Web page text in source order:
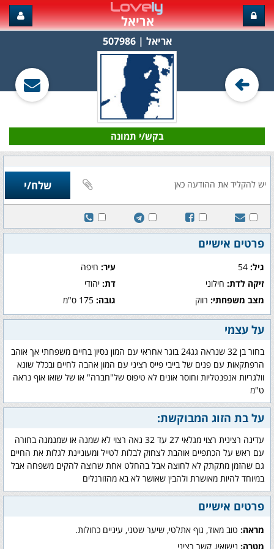
אריאל
אריאל‏ | 507986
בקש/י תמונה
פרטים אישיים
גיל: עיר:חיפה
זיקה לדת: חילוני דת:יהודי
מצב משפחתי: רווק גובה:175 ס"מ
על עצמי
בחור בן 32 שנראה גג24 בוגר אחראי עם המון נסיון בחיים משפחתי אך אוהב
הרפתקאות עם פנים של בייבי פייס רציני עם המון אהבה לחיים ובכלל שונא
וולגריות אנפנטליות וחוסר אונים לא טיפוס של"חברה" או של שואו אוף נראה
ט"מ
על בת הזוג המבוקשת:
עדינה רצינית רצוי מגלאי 27 עד 32 נאה רצוי לא שמנה או שמנמנה בחורה
עם ראש על הכתפיים אוהבת לצחוק לבלות לטייל ומעוניינת לגלות את החיים
גם שהזמן מתקתק לא לחוצה אבל בהחלט אחת שרוצה להקים משפחה אבל
במיוחד להיות מאושרת ולהבין שאושר לא בא מהזורנלים
פרטים אישיים
מראה: טוב מאוד, גוף אתלטי, שיער שטני, עיניים כחולות.
מטרה: נישואין, קשר רציני